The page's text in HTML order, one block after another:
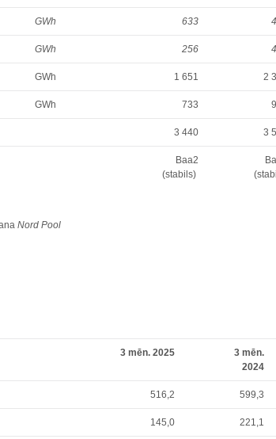
GWh 633
GWh 256
GWh 1 651 2
GWh 733
3 440 3
Baa2
(stabils)
Nord Pool
3 mēn. 2025
3 mēn.
2024
516,2 599,3
145,0 221,1